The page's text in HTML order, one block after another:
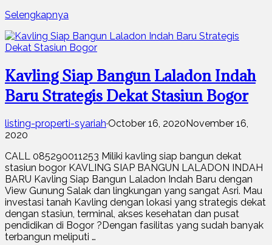
Selengkapnya
Kavling Siap Bangun Laladon Indah
Baru Strategis Dekat Stasiun Bogor
listing-properti-syariah·October 16, 2020November 16,
2020
CALL 085290011253 Miliki kavling siap bangun dekat
stasiun bogor KAVLING SIAP BANGUN LALADON INDAH
BARU Kavling Siap Bangun Laladon Indah Baru dengan
View Gunung Salak dan lingkungan yang sangat Asri. Mau
investasi tanah Kavling dengan lokasi yang strategis dekat
dengan stasiun, terminal, akses kesehatan dan pusat
pendidikan di Bogor ?Dengan fasilitas yang sudah banyak
terbangun meliputi …